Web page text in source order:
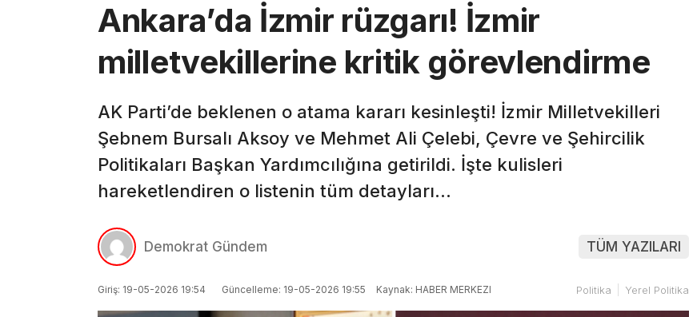
Ankara’da İzmir rüzgarı! İzmir
milletvekillerine kritik görevlendirme
AK Parti’de beklenen o atama kararı kesinleşti! İzmir Milletvekilleri
Şebnem Bursalı Aksoy ve Mehmet Ali Çelebi, Çevre ve Şehircilik
Politikaları Başkan Yardımcılığına getirildi. İşte kulisleri
hareketlendiren o listenin tüm detayları…
Demokrat Gündem TÜM YAZILARI
Giriş: 19-05-2026 19:54 Güncelleme: 19-05-2026 19:55 Kaynak: HABER MERKEZI Politika Yerel Politika